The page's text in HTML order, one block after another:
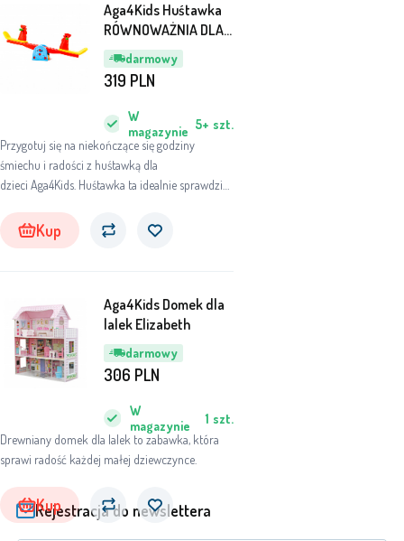
darmowy
Aga4Kids Huśtawka
RÓWNOWAŻNIA DLA
DZIECI Kogut
Przygotuj się na niekończące się godziny
śmiechu i radości z huśtawką dla
dzieci Aga4Kids. Huśtawka ta idealnie sprawdzi
pokoju zabaw, gdzie dzieci będą mogły
bezpiecznie huśtać się i czerpać radość z ruchu.
W
magazynie 5+ szt.
319 PLN
Kup
darmowy
Aga4Kids Domek dla
lalek Elizabeth
Drewniany domek dla lalek to zabawka, która
sprawi radość każdej małej dziewczynce.
W
magazynie
1 szt.
306 PLN
Kup
Rejestracja do newslettera